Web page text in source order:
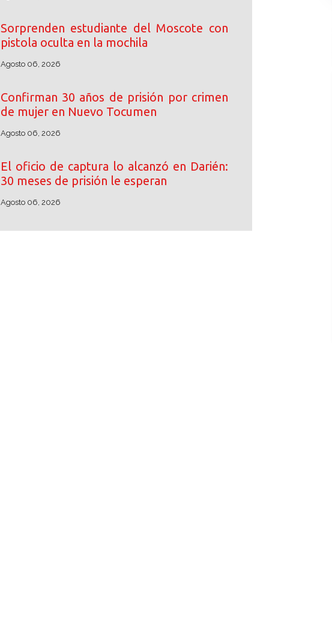
Sorprenden estudiante del Moscote con
pistola oculta en la mochila
Agosto 06, 2026
Confirman 30 años de prisión por crimen
de mujer en Nuevo Tocumen
Agosto 06, 2026
El oficio de captura lo alcanzó en Darién:
30 meses de prisión le esperan
Agosto 06, 2026